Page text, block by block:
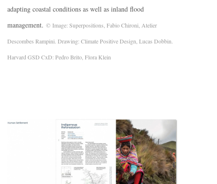
adapting coastal conditions as well as inland flood
management. © Image: Superpositions, Fabio Chironi, Atelier
Descombes Rampini. Drawing: Climate Positive Design, Lucas Dobbin.
Harvard GSD CxD: Pedro Brito, Flora Klein